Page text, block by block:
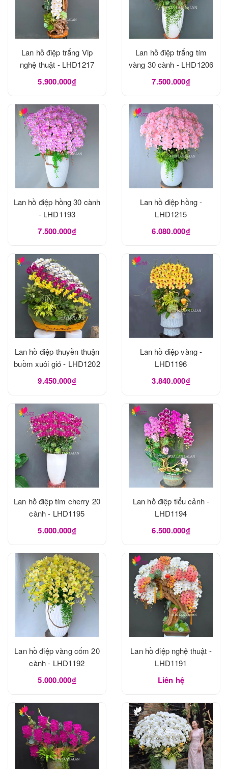
Lan hồ điệp trắng Vip
nghệ thuật - LHD1217
5.900.000₫
Lan hồ điệp trắng tím
vàng 30 cành - LHD1206
7.500.000₫
Lan hồ điệp hồng 30 cành
- LHD1193
7.500.000₫
Lan hồ điệp hồng -
LHD1215
6.080.000₫
Lan hồ điệp thuyền thuận
buồm xuôi gió - LHD1202
9.450.000₫
Lan hồ điệp vàng -
LHD1196
3.840.000₫
Lan hồ điệp tím cherry 20
cành - LHD1195
5.000.000₫
Lan hồ điệp tiểu cảnh -
LHD1194
6.500.000₫
Lan hồ điệp vàng cốm 20
cành - LHD1192
5.000.000₫
Lan hồ điệp nghệ thuật -
LHD1191
Liên hệ